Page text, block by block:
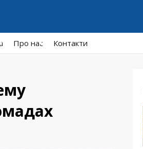
Про нас Контакти